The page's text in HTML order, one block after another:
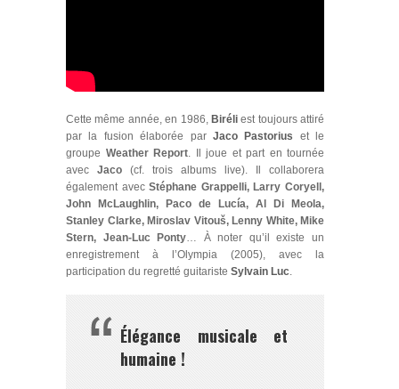
Cette même année, en 1986, Biréliest toujours attiré
par la fusion élaborée parJaco Pastorius et le
groupe Weather Report. Il joue et part en tournée
avec Jaco (cf. trois albums live). Il collaborera
également avecStéphane Grappelli, Larry Coryell,
John McLaughlin, Paco de Lucía, Al Di Meola,
Stanley Clarke, Miroslav Vitouš, Lenny White, Mike
Stern, Jean‑Luc Ponty… À noter qu’il existe un
enregistrement à l’Olympia (2005), avec la
participation du regretté guitariste Sylvain Luc.
Élégance musicale et
humaine !